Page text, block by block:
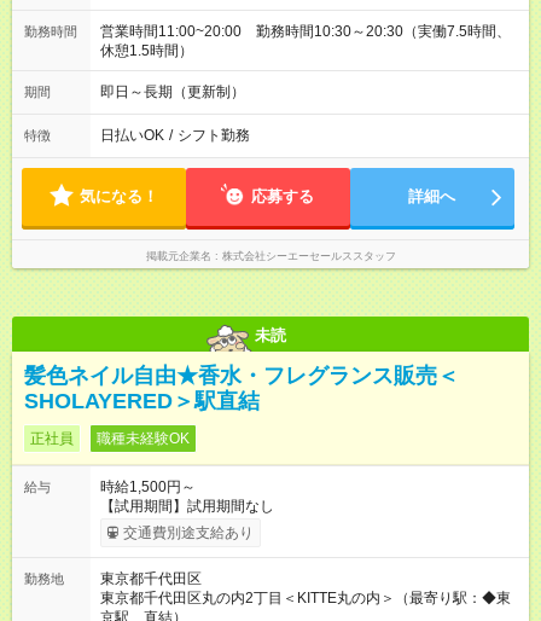
勤務時間
営業時間11:00~20:00 勤務時間10:30～20:30（実働7.5時間、
休憩1.5時間）
期間 即日～長期（更新制）
特徴 日払いOK / シフト勤務
気になる！ 応募する 詳細へ
掲載元企業名 株式会社シーエーセールススタッフ
未読
髪色ネイル自由★香水・フレグランス販売＜
SHOLAYERED＞駅直結
正社員 職種未経験OK
給与
時給1,500円～
【試用期間】試用期間なし
交通費別途支給あり
勤務地
東京都千代田区
東京都千代田区丸の内2丁目＜KITTE丸の内＞（最寄り駅：◆東
京駅 直結）